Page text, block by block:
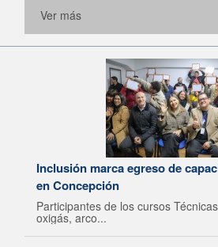
Ver más
Inclusión marca egreso de
en Concepción
Participantes de los cursos
oxigás, arco...